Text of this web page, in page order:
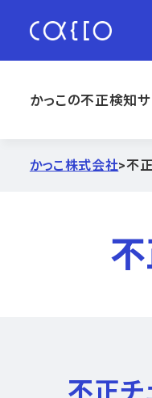
かっこの不正検知
かっこ株式会社>不
不正チ